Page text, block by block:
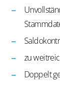
zu
Doppelt